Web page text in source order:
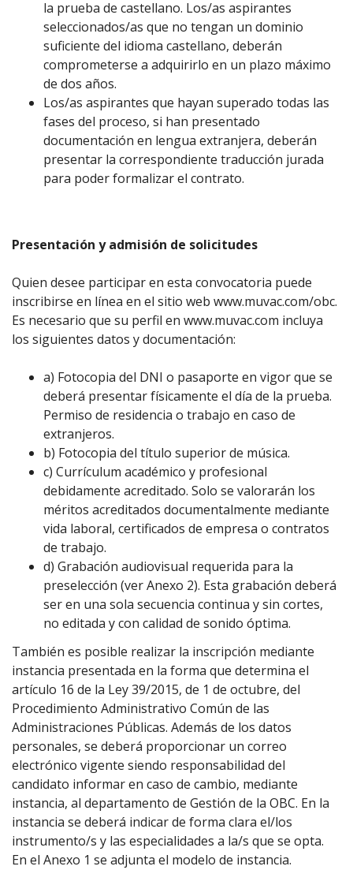
la prueba de castellano. Los/as aspirantes
seleccionados/as que no tengan un dominio
suficiente del idioma castellano, deberán
comprometerse a adquirirlo en un plazo máximo
de dos años.
Los/as aspirantes que hayan superado todas las
fases del proceso, si han presentado
documentación en lengua extranjera, deberán
presentar la correspondiente traducción jurada
para poder formalizar el contrato.
Presentación y admisión de solicitudes
Quien desee participar en esta convocatoria puede
inscribirse en línea en el sitio web www.muvac.com/obc.
Es necesario que su perfil en www.muvac.com incluya
los siguientes datos y documentación:
a) Fotocopia del DNI o pasaporte en vigor que se
deberá presentar físicamente el día de la prueba.
Permiso de residencia o trabajo en caso de
extranjeros.
b) Fotocopia del título superior de música.
c) Currículum académico y profesional
debidamente acreditado. Solo se valorarán los
méritos acreditados documentalmente mediante
vida laboral, certificados de empresa o contratos
de trabajo.
d) Grabación audiovisual requerida para la
preselección (ver Anexo 2). Esta grabación deberá
ser en una sola secuencia continua y sin cortes,
no editada y con calidad de sonido óptima.
También es posible realizar la inscripción mediante
instancia presentada en la forma que determina el
artículo 16 de la Ley 39/2015, de 1 de octubre, del
Procedimiento Administrativo Común de las
Administraciones Públicas. Además de los datos
personales, se deberá proporcionar un correo
electrónico vigente siendo responsabilidad del
candidato informar en caso de cambio, mediante
instancia, al departamento de Gestión de la OBC. En la
instancia se deberá indicar de forma clara el/los
instrumento/s y las especialidades a la/s que se opta.
En el Anexo 1 se adjunta el modelo de instancia.